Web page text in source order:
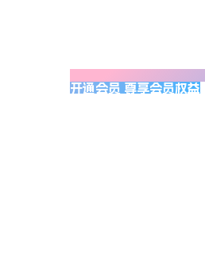
开通会员 尊享会员权益